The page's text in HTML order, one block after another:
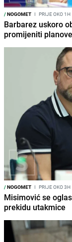
/NOGOMET I PRIJE OKO 1H
Barbarez uskoro
promijeniti
/NOGOMET I PRIJE OKO 3H
Misimović se
prekidu utakmice